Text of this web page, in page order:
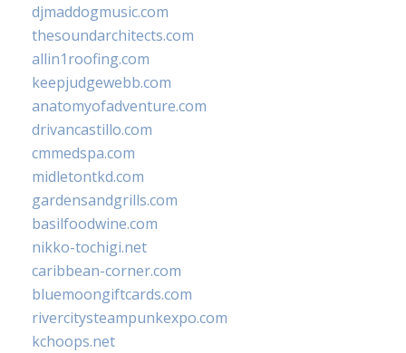
djmaddogmusic.com
thesoundarchitects.com
allin1roofing.com
keepjudgewebb.com
anatomyofadventure.com
drivancastillo.com
cmmedspa.com
midletontkd.com
gardensandgrills.com
basilfoodwine.com
nikko-tochigi.net
caribbean-corner.com
bluemoongiftcards.com
rivercitysteampunkexpo.com
kchoops.net